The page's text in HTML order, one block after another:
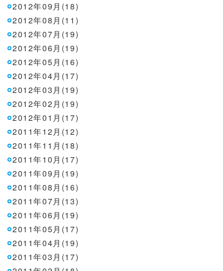
2012年09月(18)
2012年08月(11)
2012年07月(19)
2012年06月(19)
2012年05月(16)
2012年04月(17)
2012年03月(19)
2012年02月(19)
2012年01月(17)
2011年12月(12)
2011年11月(18)
2011年10月(17)
2011年09月(19)
2011年08月(16)
2011年07月(13)
2011年06月(19)
2011年05月(17)
2011年04月(19)
2011年03月(17)